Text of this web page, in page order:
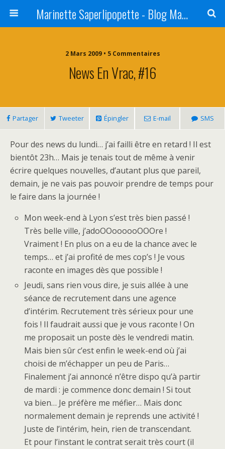
Marinette Saperlipopette - Blog Maman Angers Lifestyle - Ex Expat Montréal
2 Mars 2009 • 5 Commentaires
News En Vrac, #16
Partager Tweeter Épingler E-mail SMS
Pour des news du lundi… j’ai failli être en retard ! Il est
bientôt 23h… Mais je tenais tout de même à venir
écrire quelques nouvelles, d’autant plus que pareil,
demain, je ne vais pas pouvoir prendre de temps pour
le faire dans la journée !
Mon week-end à Lyon s’est très bien passé !
Très belle ville, j’adoOOoooooOOOre !
Vraiment ! En plus on a eu de la chance avec le
temps… et j’ai profité de mes cop’s ! Je vous
raconte en images dès que possible !
Jeudi, sans rien vous dire, je suis allée à une
séance de recrutement dans une agence
d’intérim. Recrutement très sérieux pour une
fois ! Il faudrait aussi que je vous raconte ! On
me proposait un poste dès le vendredi matin.
Mais bien sûr c’est enfin le week-end où j’ai
choisi de m’échapper un peu de Paris…
Finalement j’ai annoncé n’être dispo qu’à partir
de mardi : je commence donc demain ! Si tout
va bien… Je préfère me méfier… Mais donc
normalement demain je reprends une activité !
Juste de l’intérim, hein, rien de transcendant.
Et pour l’instant le contrat serait très court (il